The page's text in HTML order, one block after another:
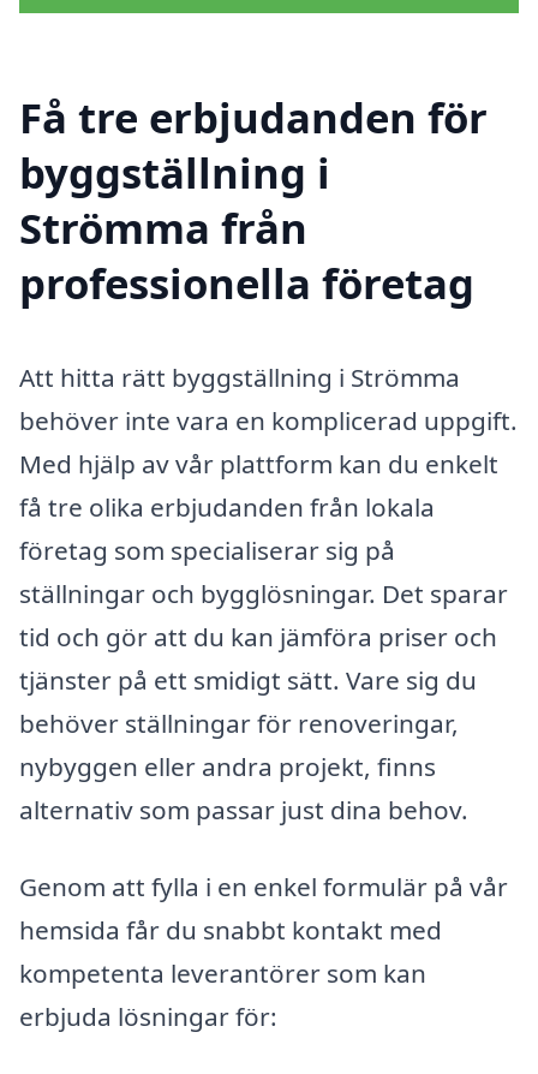
Få tre erbjudanden för
byggställning i
Strömma från
professionella företag
Att hitta rätt byggställning i Strömma
behöver inte vara en komplicerad uppgift.
Med hjälp av vår plattform kan du enkelt
få tre olika erbjudanden från lokala
företag som specialiserar sig på
ställningar och bygglösningar. Det sparar
tid och gör att du kan jämföra priser och
tjänster på ett smidigt sätt. Vare sig du
behöver ställningar för renoveringar,
nybyggen eller andra projekt, finns
alternativ som passar just dina behov.
Genom att fylla i en enkel formulär på vår
hemsida får du snabbt kontakt med
kompetenta leverantörer som kan
erbjuda lösningar för: